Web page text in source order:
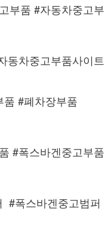
부품 #자동차중고부
동차중고부품사이트
#폐차장부품
#폭스바겐중고부품
#폭스바겐중고범퍼